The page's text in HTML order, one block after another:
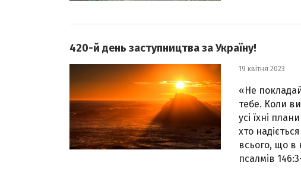
420-й день заступництва за Україну!
19 квітня 2023
«Не
тебе. Коли
усі їхні
хто
всього, що в
псалмів